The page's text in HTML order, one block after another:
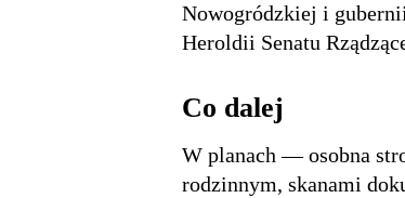
Nowogródzkiej i
Heroldii Senatu
Co dalej
W planach — osobna
rodzinnym, skanami